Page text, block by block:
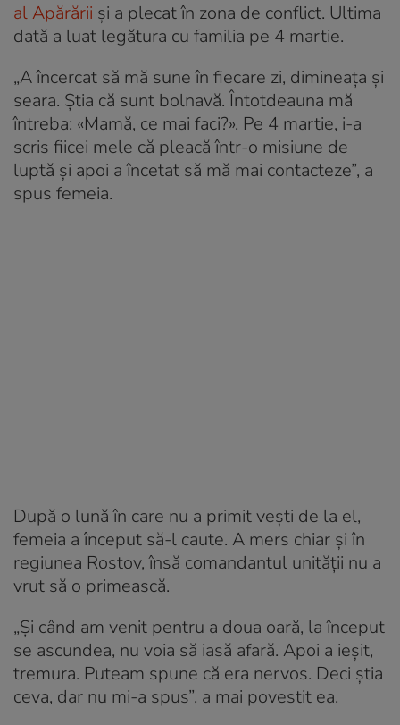
al Apărării și a plecat în zona de conflict. Ultima
dată a luat legătura cu familia pe 4 martie.
„A încercat să mă sune în fiecare zi, dimineața și
seara. Știa că sunt bolnavă. Întotdeauna mă
întreba: «Mamă, ce mai faci?». Pe 4 martie, i-a
scris fiicei mele că pleacă într-o misiune de
luptă și apoi a încetat să mă mai contacteze”, a
spus femeia.
După o lună în care nu a primit vești de la el,
femeia a început să-l caute. A mers chiar și în
regiunea Rostov, însă comandantul unității nu a
vrut să o primească.
„Și când am venit pentru a doua oară, la început
se ascundea, nu voia să iasă afară. Apoi a ieșit,
tremura. Puteam spune că era nervos. Deci știa
ceva, dar nu mi-a spus”, a mai povestit ea.